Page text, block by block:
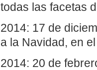
todas las facetas
2014: 17 de
a la Navidad, en
2014: 20 de